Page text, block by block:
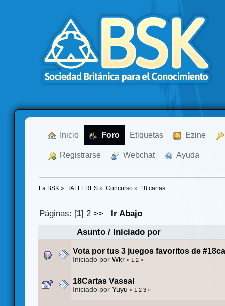
Inicio Foro Etiquetas Ezine
Registrarse Webchat Ayuda
La BSK » TALLERES» Concurso» 18 cartas
Páginas: [1]2 >>
Ir Abajo
Asunto/ Iniciado por
Vota por tus 3 juegos favoritos de
Iniciado por Wkr « 1 2 »
18Cartas Vassal
Iniciado por Yuyu « 1 2 3 »